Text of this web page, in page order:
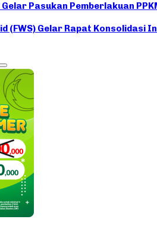
Gelar Pasukan Pemberlakuan
(FWS) Gelar Rapat Konsolidasi
Search